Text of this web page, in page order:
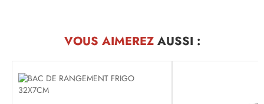
VOUS AIMEREZAUSSI :